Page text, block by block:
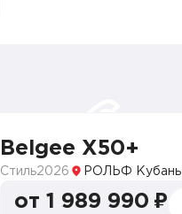
Belgee X50+
Стиль2026 РОЛЬФ Кубань
от 1 989 990 ₽